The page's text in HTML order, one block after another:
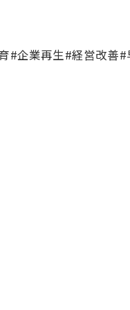
#企業再生#経営改善